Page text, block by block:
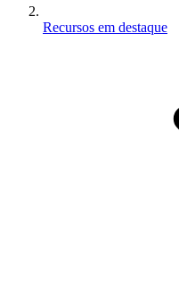
Recursos em destaque